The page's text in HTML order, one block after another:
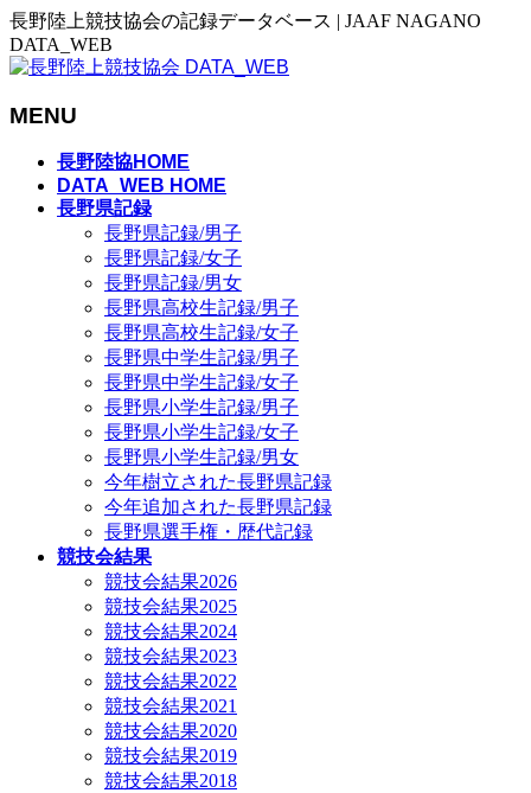
長野陸上競技協会の記録データベース | JAAF NAGANO
DATA_WEB
MENU
長野陸協HOME
DATA_WEB HOME
長野県記録
長野県記録/男子
長野県記録/女子
長野県記録/男女
長野県高校生記録/男子
長野県高校生記録/女子
長野県中学生記録/男子
長野県中学生記録/女子
長野県小学生記録/男子
長野県小学生記録/女子
長野県小学生記録/男女
今年樹立された長野県記録
今年追加された長野県記録
長野県選手権・歴代記録
競技会結果
競技会結果2026
競技会結果2025
競技会結果2024
競技会結果2023
競技会結果2022
競技会結果2021
競技会結果2020
競技会結果2019
競技会結果2018